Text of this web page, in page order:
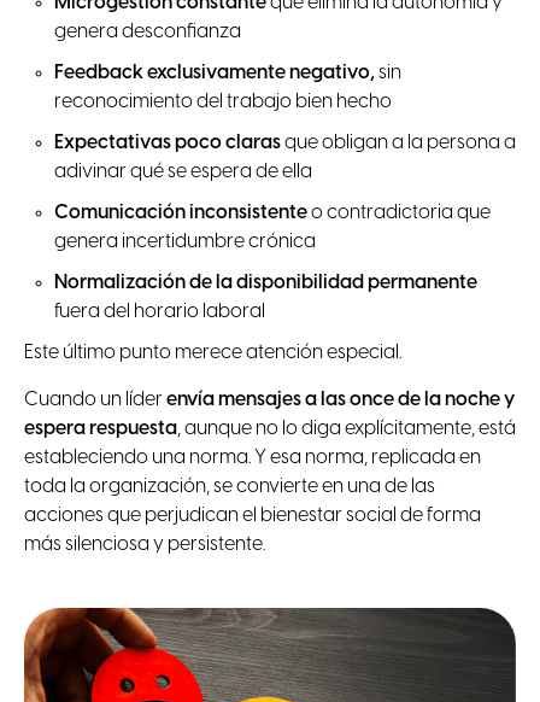
genera desconfianza
Feedback exclusivamente negativo,sin
reconocimiento del trabajo bien hecho
Expectativas poco clarasque obligan a la persona a
adivinar qué se espera de ella
Comunicación inconsistenteo contradictoria que
genera incertidumbre crónica
Normalización de la disponibilidad permanente
fuera del horario laboral
Este último punto merece atención especial.
Cuando un líderenvía mensajes a las once de la noche y
espera respuesta, aunque no lo diga explícitamente, está
estableciendo una norma. Y esa norma, replicada en
toda la organización, se convierte en una de las
acciones que perjudican el bienestar social de forma
más silenciosa y persistente.